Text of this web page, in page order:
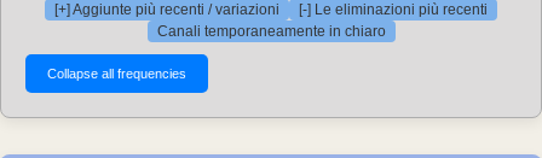
[+] Aggiunte più recenti / variazioni
[-] Le eliminazioni più recenti
Canali temporaneamente in chiaro